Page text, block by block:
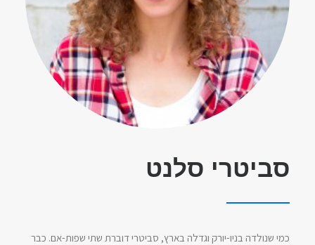
סביטרי סלנט
כמי שנולדה בניו-יורק וגדלה בארץ, סביטרי דוברת שתי שפות-אם. כבר